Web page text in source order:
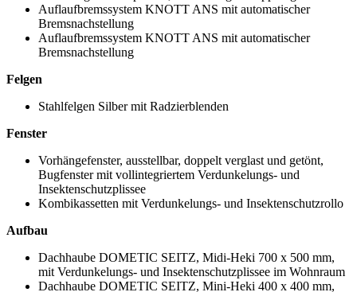
Auflaufbremssystem KNOTT ANS mit automatischer
Bremsnachstellung
Auflaufbremssystem KNOTT ANS mit automatischer
Bremsnachstellung
Felgen
Stahlfelgen Silber mit Radzierblenden
Fenster
Vorhängefenster, ausstellbar, doppelt verglast und getönt,
Bugfenster mit vollintegriertem Verdunkelungs- und
Insektenschutzplissee
Kombikassetten mit Verdunkelungs- und Insektenschutzrollo
Aufbau
Dachhaube DOMETIC SEITZ, Midi-Heki 700 x 500 mm,
mit Verdunkelungs- und Insektenschutzplissee im Wohnraum
Dachhaube DOMETIC SEITZ, Mini-Heki 400 x 400 mm,